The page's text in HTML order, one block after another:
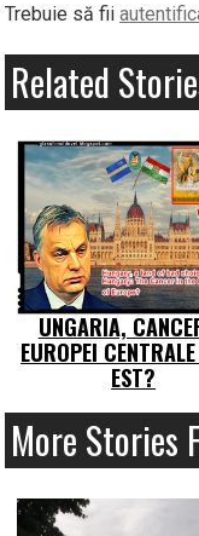
Trebuie să fii
Related
UNGARIA,
EUROPEI
EST?
More Stories